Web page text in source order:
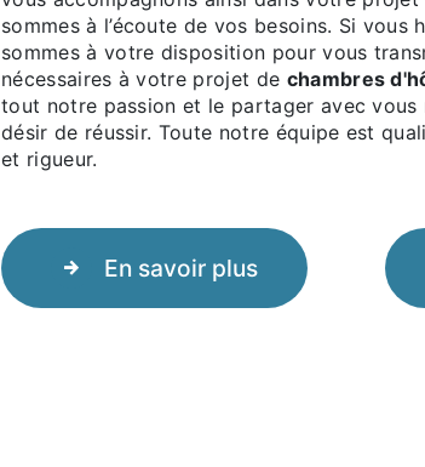
sommes à l’écoute de vos besoins. Si vous
sommes à votre disposition pour vous
nécessaires à votre projet de chambres
tout notre passion et le partager avec
désir de réussir. Toute notre équipe est
et rigueur.
En savoir plus